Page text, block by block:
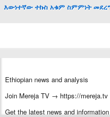
እውነተኛው ተኩስ አቁም ስምምነት
Ethiopian news and analysis
Join Mereja TV → https://mereja.tv
Get the latest news and